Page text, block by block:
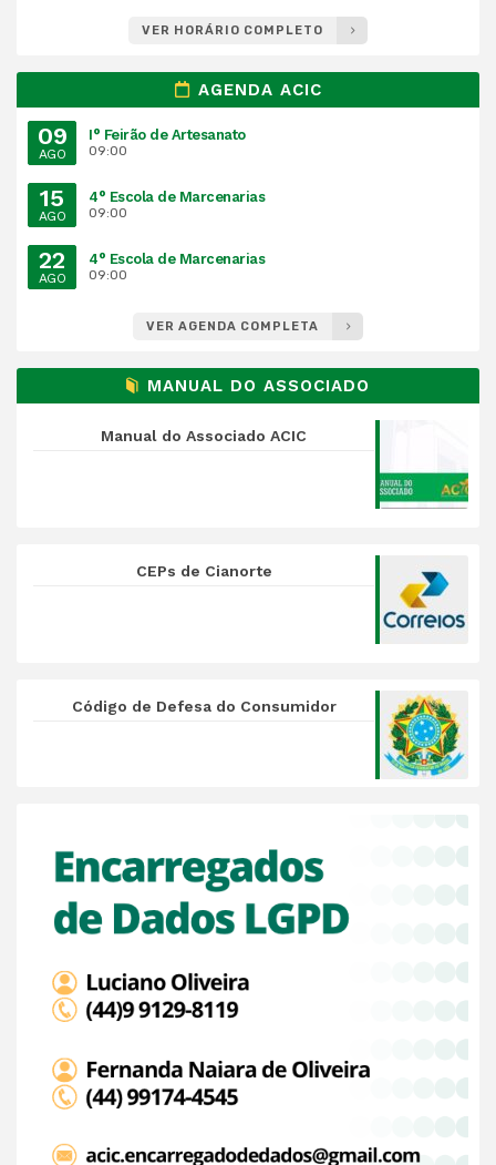
VER HORÁRIO COMPLETO
AGENDA ACIC
09
AGO
I° Feirão de Artesanato
09:00
15
AGO
4° Escola de Marcenarias
09:00
22
AGO
4° Escola de Marcenarias
09:00
VER AGENDA COMPLETA
MANUAL DO ASSOCIADO
Manual do Associado ACIC
CEPs de Cianorte
Código de Defesa do Consumidor